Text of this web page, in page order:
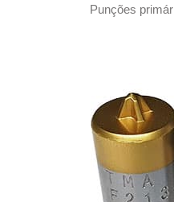
Punções